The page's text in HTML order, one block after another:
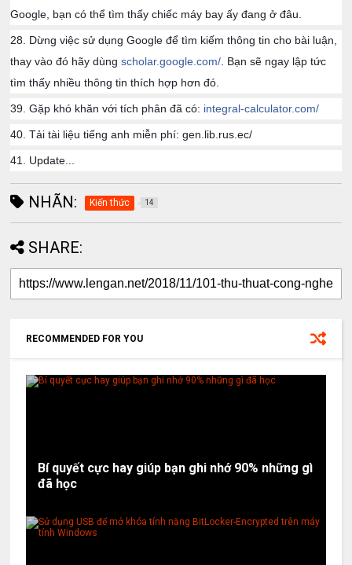
Google, bạn có thể tìm thấy chiếc máy bay ấy đang ở đâu.
28. Dừng việc sử dụng Google để tìm kiếm thông tin cho bài luận,
thay vào đó hãy dùngscholar.google.com/ . Bạn sẽ ngay lập tức
tìm thấy nhiều thông tin thích hợp hơn đó.
39. Gặp khó khăn với tích phân đã có: integral-calculator.com/
40. Tải tài liệu tiếng anh miễn phí: gen.lib.rus.ec/
41. Update...
NHÃN: Kiến thức 14
SHARE:
RECOMMENDED FOR YOU
Bí quyết cực hay giúp bạn ghi nhớ 90% những gì
đã học